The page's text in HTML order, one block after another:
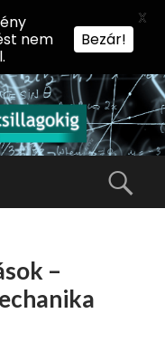
Előadássorozat
Kar Fizikai
–
nem
Bezár!
X